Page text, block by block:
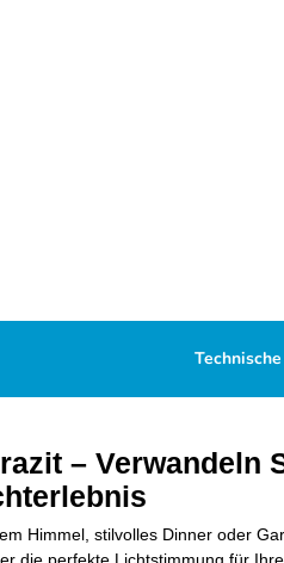
– Verwandeln
Himmel, stilvolles Dinner oder